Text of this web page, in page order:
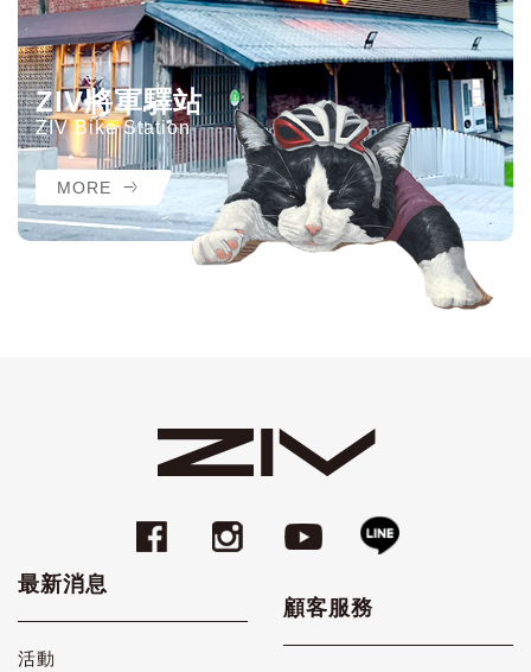
ZIV將軍驛站
ZIV Bike Station
MORE
最新消息
活動
顧客服務